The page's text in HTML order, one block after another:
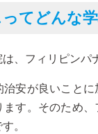
てどんな学
、フィリピンパ
治安が良いこと
ます。そのため
。